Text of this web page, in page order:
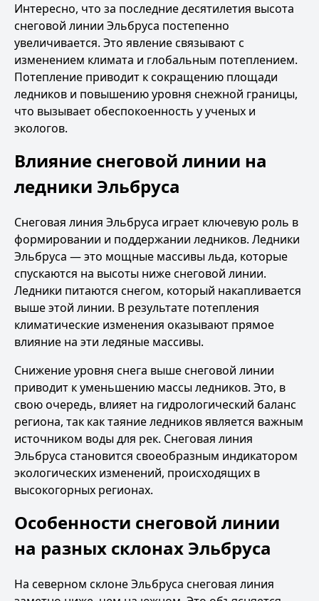
Интересно, что за последние десятилетия высота
снеговой линии Эльбруса постепенно
увеличивается. Это явление связывают с
изменением климата и глобальным потеплением.
Потепление приводит к сокращению площади
ледников и повышению уровня снежной границы,
что вызывает обеспокоенность у ученых и
экологов.
Влияние снеговой линии на
ледники Эльбруса
Снеговая линия Эльбруса играет ключевую роль в
формировании и поддержании ледников. Ледники
Эльбруса — это мощные массивы льда, которые
спускаются на высоты ниже снеговой линии.
Ледники питаются снегом, который накапливается
выше этой линии. В результате потепления
климатические изменения оказывают прямое
влияние на эти ледяные массивы.
Снижение уровня снега выше снеговой линии
приводит к уменьшению массы ледников. Это, в
свою очередь, влияет на гидрологический баланс
региона, так как таяние ледников является важным
источником воды для рек. Снеговая линия
Эльбруса становится своеобразным индикатором
экологических изменений, происходящих в
высокогорных регионах.
Особенности снеговой линии
на разных склонах Эльбруса
На северном склоне Эльбруса снеговая линия